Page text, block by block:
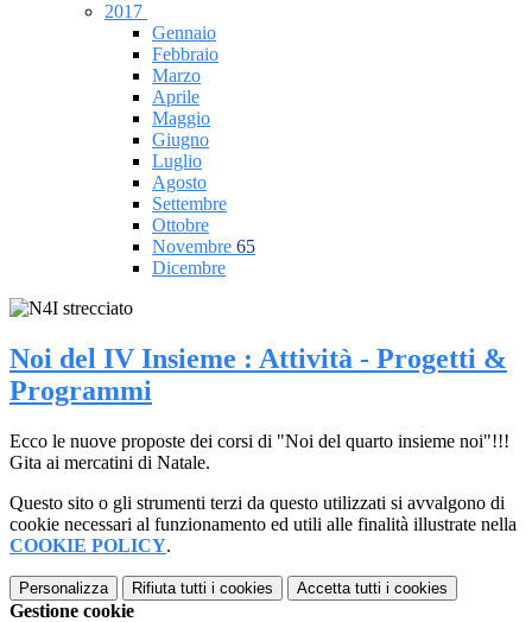
2017
Gennaio
Febbraio
Marzo
Aprile
Maggio
Giugno
Luglio
Agosto
Settembre
Ottobre
Novembre 65
Dicembre
Noi del IV Insieme : Attività - Progetti &
Programmi
Ecco le nuove proposte dei corsi di "Noi del quarto insieme noi"!!!
Gita ai mercatini di Natale.
Questo sito o gli strumenti terzi da questo utilizzati si avvalgono di
cookie necessari al funzionamento ed utili alle finalità illustrate nella
COOKIE POLICY.
Personalizza Rifiuta tutti i cookies Accetta tutti i cookies
Gestione cookie